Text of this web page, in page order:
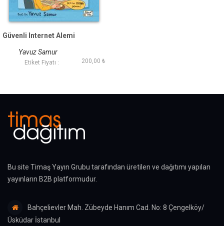
Güvenli İnternet Alemi
Yavuz Samur
Etiket Fiyatı : 200,00 ₺
Bu site Timaş Yayın Grubu tarafından üretilen ve dağıtımı yapılan
yayınların B2B platformudur.
Bahçelievler Mah. Zübeyde Hanım Cad. No: 8 Çengelköy/
Üsküdar İstanbul